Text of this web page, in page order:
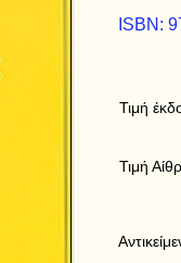
ISBN:
Τιμή
Τιμή